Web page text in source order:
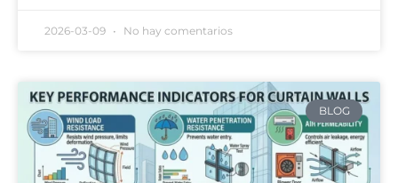
2026-03-09 No hay comentarios
BLOG